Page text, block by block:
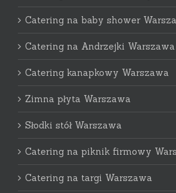
Catering na baby shower
Catering na Andrzejki Warszawa
Catering kanapkowy Warszawa
Zimna płyta Warszawa
Słodki stół Warszawa
Catering na piknik firmowy
Catering na targi Warszawa